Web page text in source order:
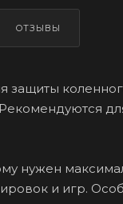
ОТЗЫВЫ
нужен
и игр.